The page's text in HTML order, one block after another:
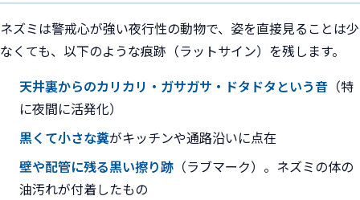
ネズミは警戒心が強い夜行性の動物で、姿を直接見ることは少
なくても、以下のような痕跡（ラットサイン）を残します。
天井裏からのカリカリ・ガサガサ・ドタドタという音 （特
に夜間に活発化）
黒くて小さな糞がキッチンや通路沿いに点在
壁や配管に残る黒い擦り跡 （ラブマーク）。ネズミの体の
油汚れが付着したもの